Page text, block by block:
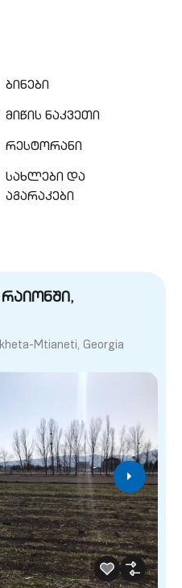
ბინები
მიწის ნაკვეთი
რესტორანი
სახლები და
აგარაკები
Mtianeti, Georgia